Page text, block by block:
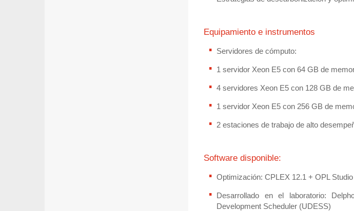
Equipamiento e instrumentos
Servidores de cómputo:
1 servidor Xeon E5 con 64 GB de
4 servidores Xeon E5 con 128 GB de
1 servidor Xeon E5 con 256 GB de
2 estaciones de trabajo de alto
Software disponible:
Optimización: CPLEX 12.1 + OPL
Desarrollado en el laboratorio:
Development Scheduler (UDESS)